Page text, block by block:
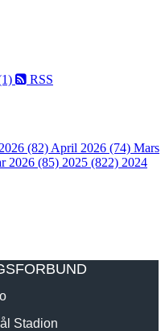
RSS
(82) April 2026 (74) Mars
2026 (85) 2025 (822) 2024
Stadion